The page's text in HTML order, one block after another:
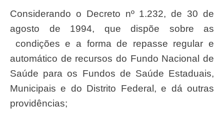
Considerando o Decreto nº 1.232, de 30 de
agosto de 1994, que dispõe sobre as
condições e a forma de repasse regular e
automático de recursos do Fundo Nacional de
Saúde para os Fundos de Saúde Estaduais,
Municipais e do Distrito Federal, e dá outras
providências;